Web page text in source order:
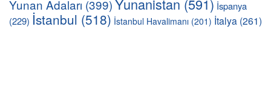
Yunan Adaları (399)Yunanistan (591) İspanya
(229) İstanbul (518) İstanbul Havalimanı (201) İtalya (261)